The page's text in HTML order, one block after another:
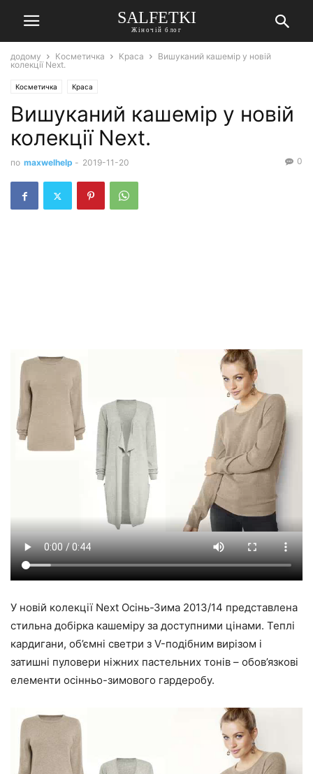
SALFETKI
Жіночій блог
додому Косметичка Краса
Вишуканий кашемір у новій
колекції Next.
Косметичка Краса
Вишуканий кашемір у новій
колекції Next.
по maxwelhelp - 2019-11-20 0
У новій колекції Next Осінь-Зима 2013/14 представлена
стильна добірка кашеміру за доступними цінами. Теплі
кардигани, об’ємні светри з V-подібним вирізом і
затишні пуловери ніжних пастельних тонів – обов’язкові
елементи осінньо-зимового гардеробу.